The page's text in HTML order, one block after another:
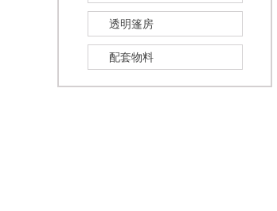
透明篷房
配套物料